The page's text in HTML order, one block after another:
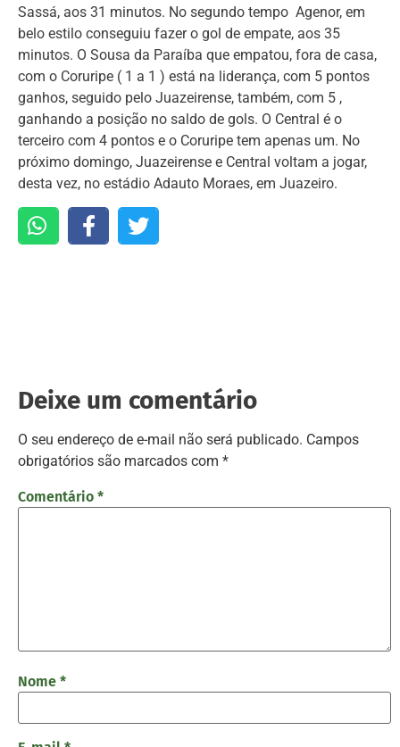
Sassá, aos 31 minutos. No segundo tempo Agenor, em
belo estilo conseguiu fazer o gol de empate, aos 35
minutos. O Sousa da Paraíba que empatou, fora de casa,
com o Coruripe ( 1 a 1 ) está na liderança, com 5 pontos
ganhos, seguido pelo Juazeirense, também, com 5 ,
ganhando a posição no saldo de gols. O Central é o
terceiro com 4 pontos e o Coruripe tem apenas um. No
próximo domingo, Juazeirense e Central voltam a jogar,
desta vez, no estádio Adauto Moraes, em Juazeiro.
Deixe um comentário
O seu endereço de e-mail não será publicado. Campos
obrigatórios são marcados com *
Comentário *
Nome *